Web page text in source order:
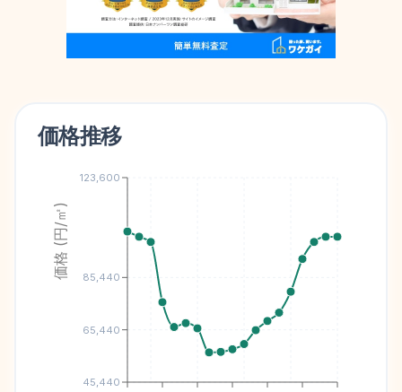
価格推移
45,440
65,440
85,440
123,600
価格 (円/㎡)